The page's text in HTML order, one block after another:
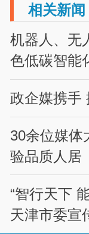
相关新闻
机器人、无
色低碳智能
政企媒携手
30余位媒体
验品质人居
“智行天下
天津市委宣